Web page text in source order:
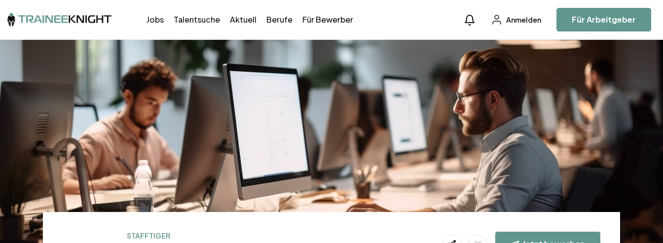
Jobs Talentsuche Aktuell Berufe Für Bewerber Anmelden Für Arbeitgeber
STAFFTIGER